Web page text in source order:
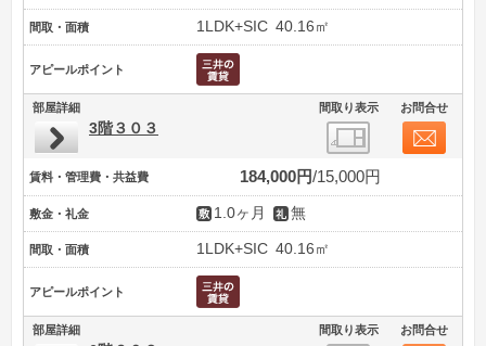
間取・面積 1LDK+SIC 40.16㎡
アピールポイント
部屋詳細 間取り表示 お問合せ
3階３０３
賃料・管理費・共益費 184,000円 15,000円
敷金・礼金 1.0ヶ月 無
間取・面積 1LDK+SIC 40.16㎡
アピールポイント
部屋詳細 間取り表示 お問合せ